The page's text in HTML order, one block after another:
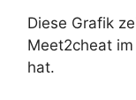
Diese Grafik
Meet2cheat
hat.